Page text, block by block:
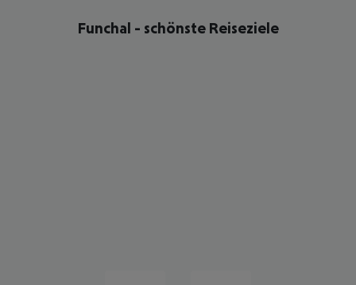
Funchal - schönste Reiseziele